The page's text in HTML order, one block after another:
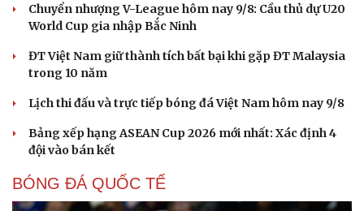
Chuyển nhượng V-League hôm nay 9/8: Cầu thủ dự U20
World Cup gia nhập Bắc Ninh
ĐT Việt Nam giữ thành tích bất bại khi gặp ĐT Malaysia
trong 10 năm
Lịch thi đấu và trực tiếp bóng đá Việt Nam hôm nay 9/8
Bảng xếp hạng ASEAN Cup 2026 mới nhất: Xác định 4
đội vào bán kết
BÓNG ĐÁ QUỐC TẾ